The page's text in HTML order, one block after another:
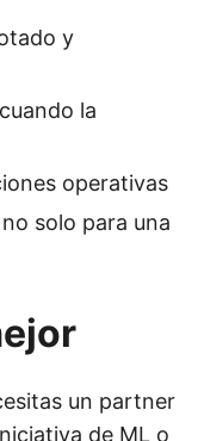
y
la
operativas
solo para una
un partner
de ML o